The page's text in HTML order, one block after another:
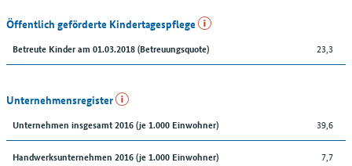
Öffentlich geförderte Kindertagespflege
Betreute Kinder am 01.03.2018 (Betreuungsquote) 23,3
Unternehmensregister
Unternehmen insgesamt 2016 (je 1.000 Einwohner) 39,6
Handwerksunternehmen 2016 (je 1.000 Einwohner) 7,7